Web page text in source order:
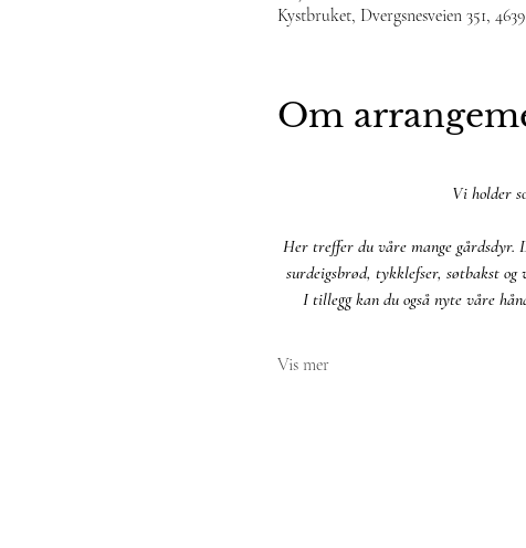
Kystbruket, Dvergsnesveien 351,
Om
Vi holder
Her treffer du våre mange gårdsdyr.
surdeigsbrød, tykklefser, søtbakst
I tillegg kan du også nyte våre
Vis mer